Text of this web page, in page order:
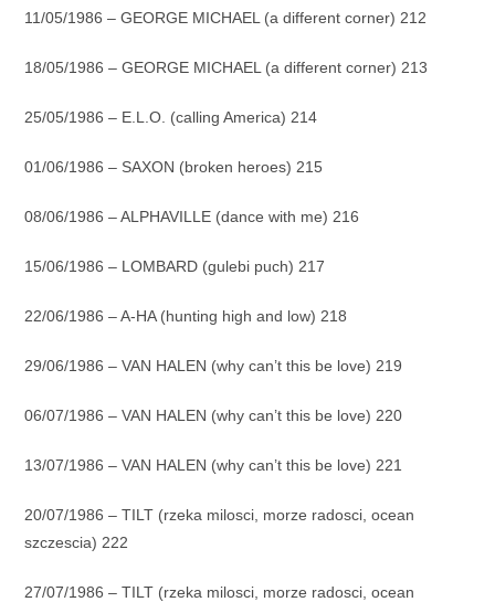
11/05/1986 – GEORGE MICHAEL (a different corner) 212
18/05/1986 – GEORGE MICHAEL (a different corner) 213
25/05/1986 – E.L.O. (calling America) 214
01/06/1986 – SAXON (broken heroes) 215
08/06/1986 – ALPHAVILLE (dance with me) 216
15/06/1986 – LOMBARD (gulebi puch) 217
22/06/1986 – A-HA (hunting high and low) 218
29/06/1986 – VAN HALEN (why can’t this be love) 219
06/07/1986 – VAN HALEN (why can’t this be love) 220
13/07/1986 – VAN HALEN (why can’t this be love) 221
20/07/1986 – TILT (rzeka milosci, morze radosci, ocean
szczescia) 222
27/07/1986 – TILT (rzeka milosci, morze radosci, ocean